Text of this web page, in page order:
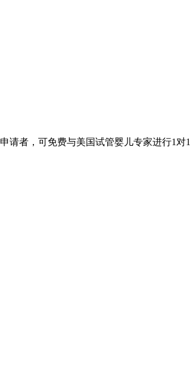
申请者，可免费与美国试管婴儿专家进行1对1